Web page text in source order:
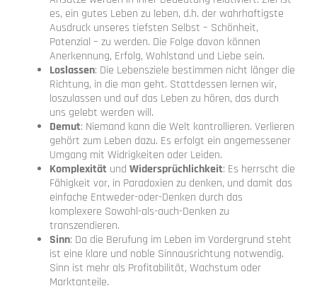
es, ein gutes Leben zu leben, d.h. der wahrhaftigste
Ausdruck unseres tiefsten Selbst – Schönheit,
Potenzial – zu werden. Die Folge davon können
Anerkennung, Erfolg, Wohlstand und Liebe sein.
Loslassen: Die Lebensziele bestimmen nicht länger die
Richtung, in die man geht. Stattdessen lernen wir,
loszulassen und auf das Leben zu hören, das durch
uns gelebt werden will.
Demut: Niemand kann die Welt kontrollieren. Verlieren
gehört zum Leben dazu. Es erfolgt ein angemessener
Umgang mit Widrigkeiten oder Leiden.
Komplexität und Widersprüchlichkeit: Es herrscht die
Fähigkeit vor, in Paradoxien zu denken, und damit das
einfache Entweder-oder-Denken durch das
komplexere Sowohl-als-auch-Denken zu
transzendieren.
Sinn: Da die Berufung im Leben im Vordergrund steht
ist eine klare und noble Sinnausrichtung notwendig.
Sinn ist mehr als Profitabilität, Wachstum oder
Marktanteile.